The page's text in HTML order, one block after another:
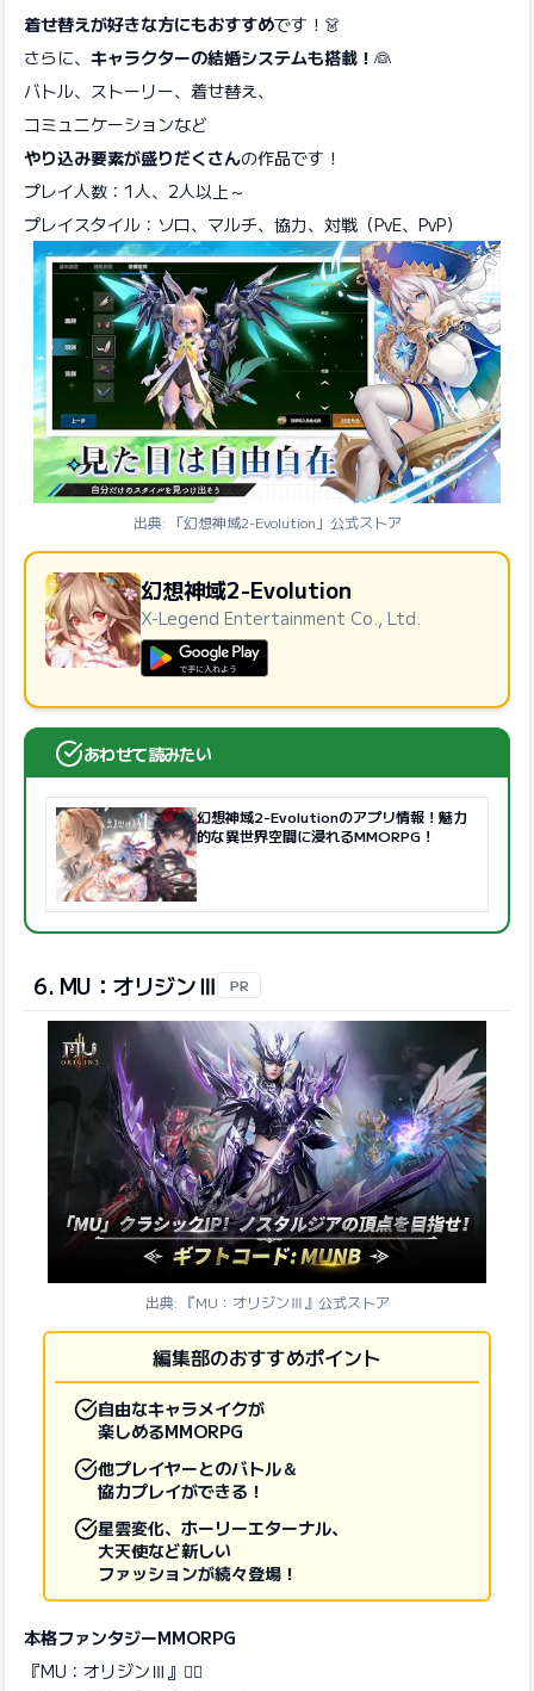
着せ替えが好きな方にもおすすめです！👗
さらに、 キャラクターの結婚システムも搭載！ 👰
バトル、ストーリー、着せ替え、
コミュニケーションなど
やり込み要素が盛りだくさんの作品です！
プレイ人数：1人、2人以上～
プレイスタイル：ソロ、マルチ、協力、対戦（PvE、PvP）
出典: 「幻想神域2-Evolution」公式ストア
幻想神域2-Evolution
X-Legend Entertainment Co., Ltd.
あわせて読みたい
幻想神域2-Evolutionのアプリ情報！魅力
的な異世界空間に浸れるMMORPG！
6. MU：オリジンⅢ PR
出典: 『MU：オリジンⅢ』公式ストア
編集部のおすすめポイント
自由なキャラメイクが
楽しめるMMORPG
他プレイヤーとのバトル＆
協力プレイができる！
星雲変化、ホーリーエターナル、
大天使など新しい
ファッションが続々登場！
本格ファンタジーMMORPG
『MU：オリジンⅢ』🧙‍♀️